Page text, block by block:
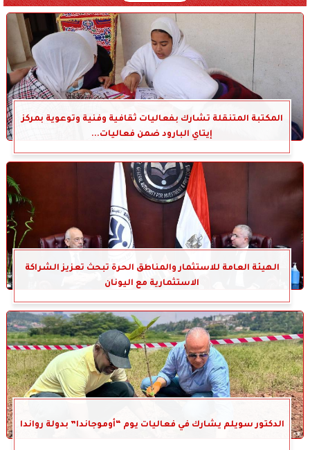
المكتبة المتنقلة تشارك بفعاليات ثقافية وفنية وتوعوية بمركز
إيتاي البارود ضمن فعاليات...
الهيئة العامة للاستثمار والمناطق الحرة تبحث تعزيز الشراكة
الاستثمارية مع اليونان
الدكتور سويلم يشارك في فعاليات يوم “أوموجاندا” بدولة رواندا